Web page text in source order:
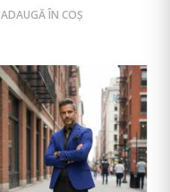
ADAUGĂ ÎN COŞ